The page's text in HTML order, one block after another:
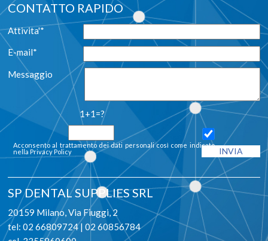
CONTATTO RAPIDO
Attivita'*
E-mail*
Messaggio
1+1=?
Acconsento al trattamento dei dati personali così come indicato
nella Privacy Policy
SP DENTAL SUPPLIES SRL
20159 Milano, Via Fiuggi, 2
tel: 02 66809724 | 02 60856784